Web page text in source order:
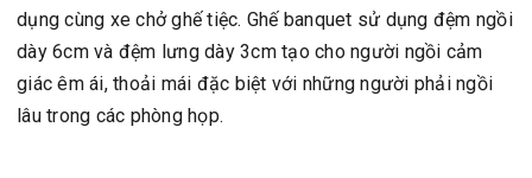
dụng cùng xe chở ghế tiệc. Ghế banquet sử dụng đệm ngồi
dày 6cm và đệm lưng dày 3cm tạo cho người ngồi cảm
giác êm ái, thoải mái đặc biệt với những người phải ngồi
lâu trong các phòng họp.